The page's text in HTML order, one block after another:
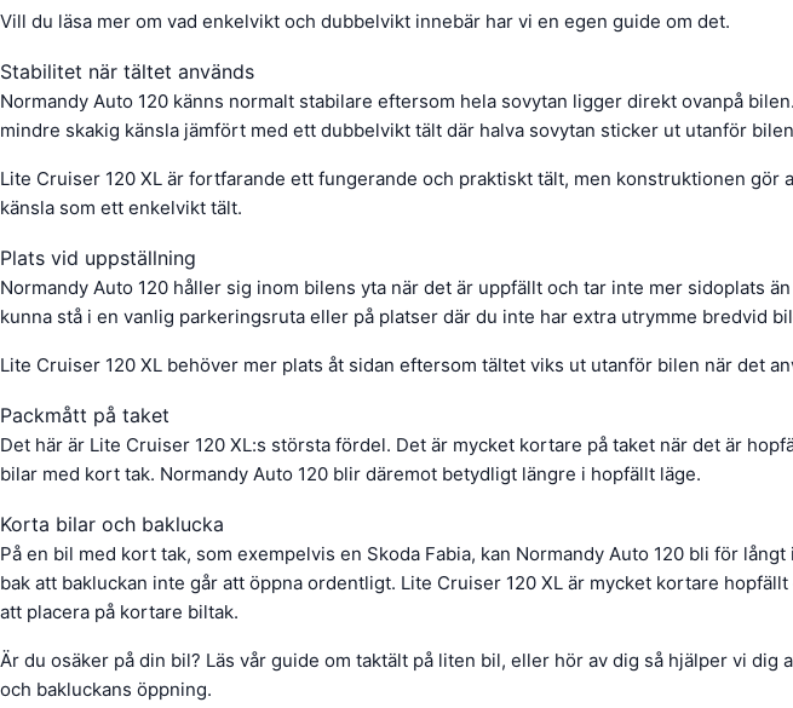
Vill du läsa mer om vad enkelvikt och dubbelvikt innebär har vi en egen guide om det.
Stabilitet när tältet används
Normandy Auto 120 känns normalt stabilare eftersom hela sovytan ligger direkt ovanpå
mindre skakig känsla jämfört med ett dubbelvikt tält där halva sovytan sticker ut utanför
Lite Cruiser 120 XL är fortfarande ett fungerande och praktiskt tält, men konstruktionen gör
känsla som ett enkelvikt tält.
Plats vid uppställning
Normandy Auto 120 håller sig inom bilens yta när det är uppfällt och tar inte mer sidoplats
kunna stå i en vanlig parkeringsruta eller på platser där du inte har extra utrymme bredvid
Lite Cruiser 120 XL behöver mer plats åt sidan eftersom tältet viks ut utanför bilen när det
Packmått på taket
Det här är Lite Cruiser 120 XL:s största fördel. Det är mycket kortare på taket när det är
bilar med kort tak. Normandy Auto 120 blir däremot betydligt längre i hopfällt läge.
Korta bilar och baklucka
På en bil med kort tak, som exempelvis en Skoda Fabia, kan Normandy Auto 120 bli för
bak att bakluckan inte går att öppna ordentligt. Lite Cruiser 120 XL är mycket kortare
att placera på kortare biltak.
Är du osäker på din bil? Läs vår guide om taktält på liten bil, eller hör av dig så hjälper vi dig
och bakluckans öppning.